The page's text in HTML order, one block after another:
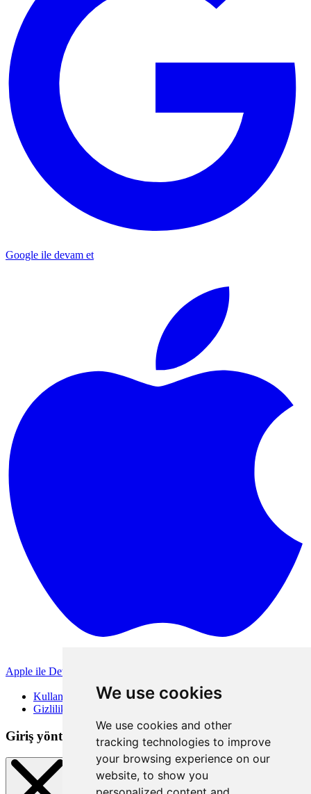
We use cookies
We use cookies and other
tracking technologies to improve
your browsing experience on our
website, to show you
Google ile devam et
Apple ile Devam Et
Kullanım Koşulları
Gizlilik Politikası
Giriş yöntemleri